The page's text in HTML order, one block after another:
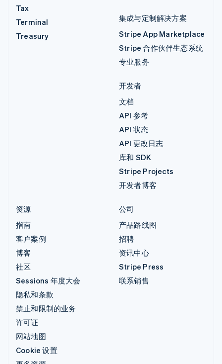
Tax
Terminal
Treasury
集成与定制解决方案
Stripe App Marketplace
Stripe 合作伙伴生态系统
专业服务
开发者
文档
API 参考
API 状态
API 更改日志
库和 SDK
Stripe Projects
开发者博客
资源
指南
客户案例
博客
社区
Sessions 年度大会
隐私和条款
禁止和限制的业务
许可证
网站地图
Cookie 设置
公司
产品路线图
招聘
资讯中心
Stripe Press
联系销售